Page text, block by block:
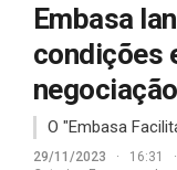
Embasa
condições
O "Embasa
29/11/2023 · 16:31 ·